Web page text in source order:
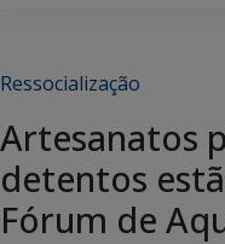
Ressocialização
Artesanatos
detentos
Fórum de